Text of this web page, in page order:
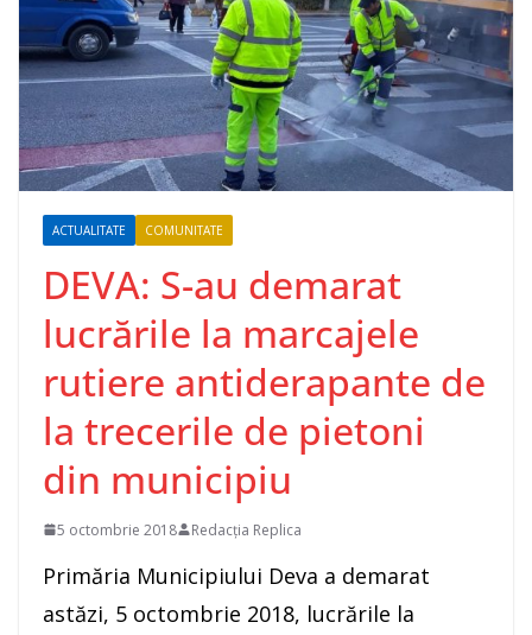
ACTUALITATE COMUNITATE
DEVA: S-au demarat
lucrările la marcajele
rutiere antiderapante de
la trecerile de pietoni
din municipiu
5 octombrie 2018 Redacția Replica
Primăria Municipiului Deva a demarat
astăzi, 5 octombrie 2018, lucrările la